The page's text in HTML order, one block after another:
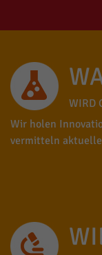
WIRD
Wir holen
vermitteln